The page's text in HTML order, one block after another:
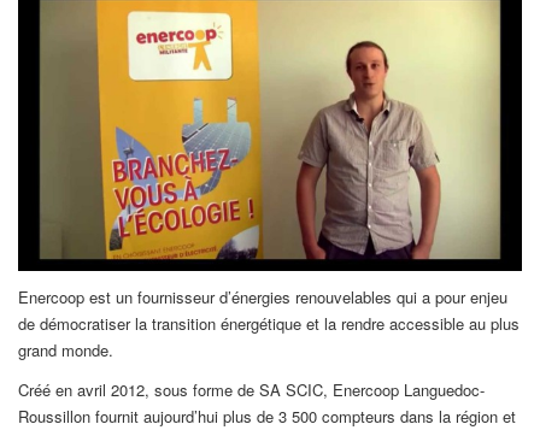
Enercoop est un fournisseur d’énergies renouvelables qui a pour enjeu
de démocratiser la transition énergétique et la rendre accessible au plus
grand monde.
Créé en avril 2012, sous forme de SA SCIC, Enercoop Languedoc-
Roussillon fournit aujourd’hui plus de 3 500 compteurs dans la région et